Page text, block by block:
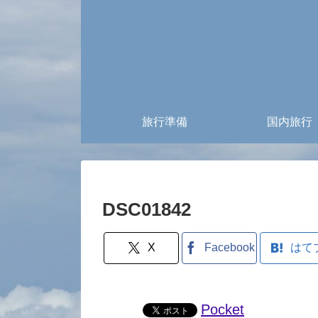
旅行準備 国内旅行
DSC01842
X Facebook はて
Pocket